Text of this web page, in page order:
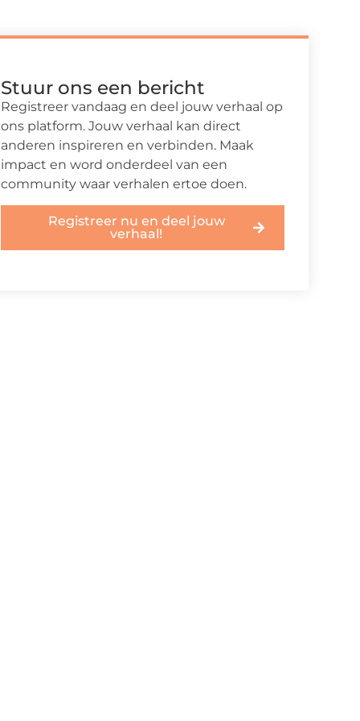
Stuur ons een bericht
Registreer vandaag en deel jouw verhaal op
ons platform. Jouw verhaal kan direct
anderen inspireren en verbinden. Maak
impact en word onderdeel van een
community waar verhalen ertoe doen.
Registreer nu en deel jouw
verhaal!